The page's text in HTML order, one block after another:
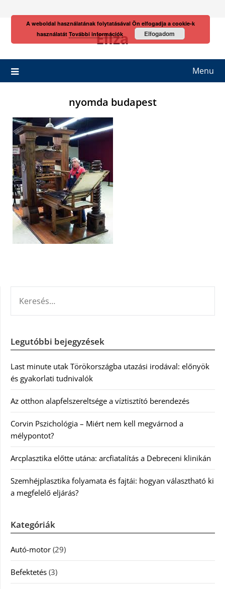
Eliza
Menu
nyomda budapest
Legutóbbi bejegyzések
Last minute utak Törökországba utazási irodával: előnyök
és gyakorlati tudnivalók
Az otthon alapfelszereltsége a víztisztító berendezés
Corvin Pszichológia – Miért nem kell megvárnod a
mélypontot?
Arcplasztika előtte utána: arcfiatalítás a Debreceni klinikán
Szemhéjplasztika folyamata és fajtái: hogyan választható ki
a megfelelő eljárás?
Kategóriák
Autó-motor (29)
Befektetés (3)
A weboldal használatának folytatásával Ön elfogadja a cookie-k
használatát További információk Elfogadom